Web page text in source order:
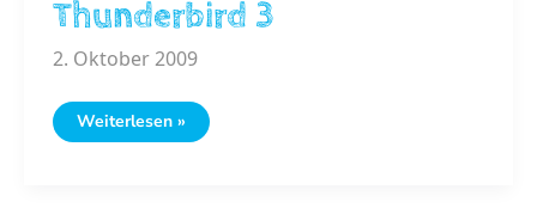
Thunderbird 3
2. Oktober 2009
Thunderbird
Weiterlesen »